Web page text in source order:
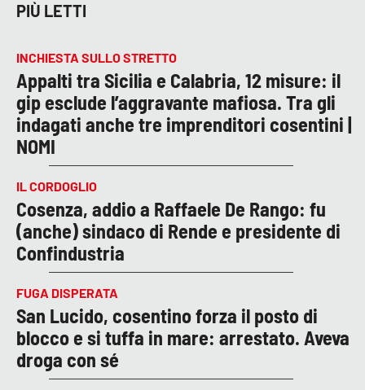
PIÙ LETTI
INCHIESTA SULLO STRETTO
Appalti tra Sicilia e Calabria, 12 misure: il
gip esclude l’aggravante mafiosa. Tra gli
indagati anche tre imprenditori cosentini |
NOMI
IL CORDOGLIO
Cosenza, addio a Raffaele De Rango: fu
(anche) sindaco di Rende e presidente di
Confindustria
FUGA DISPERATA
San Lucido, cosentino forza il posto di
blocco e si tuffa in mare: arrestato. Aveva
droga con sé